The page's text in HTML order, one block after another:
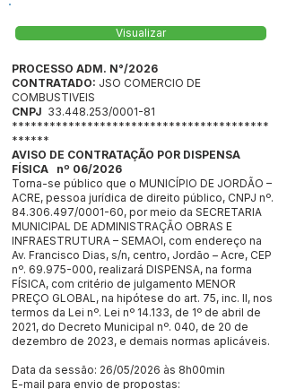
Visualizar
PROCESSO ADM. N°/2026
CONTRATADO: JSO COMERCIO DE
COMBUSTIVEIS
CNPJ 33.448.253/0001-81
*****************************************
******
AVISO DE CONTRATAÇÃO POR DISPENSA
FÍSICA nº 06/2026
Torna-se público que o MUNICÍPIO DE JORDÃO –
ACRE, pessoa jurídica de direito público, CNPJ nº.
84.306.497/0001-60, por meio da SECRETARIA
MUNICIPAL DE ADMINISTRAÇÃO OBRAS E
INFRAESTRUTURA – SEMAOI, com endereço na
Av. Francisco Dias, s/n, centro, Jordão – Acre, CEP
nº. 69.975-000, realizará DISPENSA, na forma
FÍSICA, com critério de julgamento MENOR
PREÇO GLOBAL, na hipótese do art. 75, inc. II, nos
termos da Lei nº. Lei nº 14.133, de 1º de abril de
2021, do Decreto Municipal nº. 040, de 20 de
dezembro de 2023, e demais normas aplicáveis.
Data da sessão: 26/05/2026 às 8h00min
E-mail para envio de propostas: